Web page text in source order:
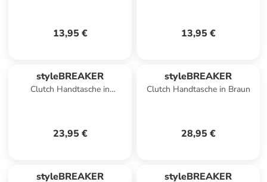
13,95 € 13,95 €
styleBREAKER
Clutch Handtasche in
23,95 €
styleBREAKER
Clutch Handtasche in Braun
28,95 €
styleBREAKER styleBREAKER